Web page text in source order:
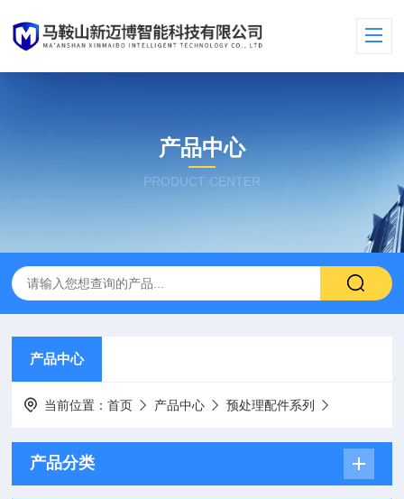
产品中心
PRODUCT CENTER
产品中心
当前位置：首页 产品中心 预处理配件系列
产品分类